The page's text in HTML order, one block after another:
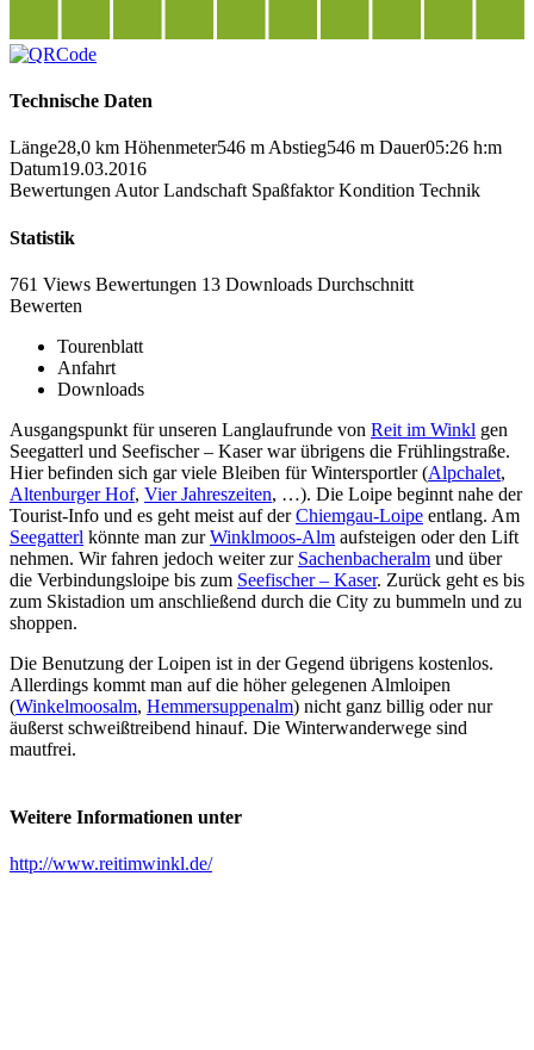
Technische Daten
Länge28,0 km Höhenmeter546 m Abstieg546 m Dauer05:26 h:m
Datum19.03.2016
Bewertungen Autor Landschaft Spaßfaktor Kondition Technik
Statistik
761 Views Bewertungen 13 Downloads Durchschnitt
Bewerten
Tourenblatt
Anfahrt
Downloads
Ausgangspunkt für unseren Langlaufrunde von Reit im Winkl gen
Seegatterl und Seefischer – Kaser war übrigens die Frühlingstraße.
Hier befinden sich gar viele Bleiben für Wintersportler (Alpchalet,
Altenburger Hof, Vier Jahreszeiten, …). Die Loipe beginnt nahe der
Tourist-Info und es geht meist auf derChiemgau-Loipe entlang. Am
Seegatterl könnte man zurWinklmoos-Alm aufsteigen oder den Lift
nehmen. Wir fahren jedoch weiter zur Sachenbacheralm und über
die Verbindungsloipe bis zum Seefischer – Kaser. Zurück geht es bis
zum Skistadion um anschließend durch die City zu bummeln und zu
shoppen.
Die Benutzung der Loipen ist in der Gegend übrigens kostenlos.
Allerdings kommt man auf die höher gelegenen Almloipen
(Winkelmoosalm, Hemmersuppenalm) nicht ganz billig oder nur
äußerst schweißtreibend hinauf. Die Winterwanderwege sind
mautfrei.
Weitere Informationen unter
http://www.reitimwinkl.de/